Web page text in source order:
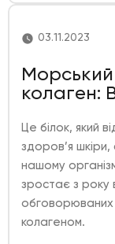
03.11.2023
Морський
колаген:
Це білок, який
здоров’я шкіри,
нашому
зростає з року
обговорюваних
колагеном.